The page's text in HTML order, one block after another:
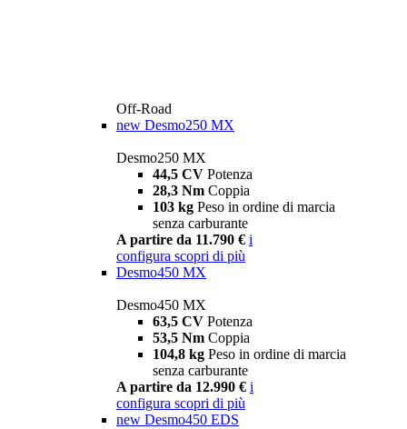
Off-Road
new Desmo250 MX
Desmo250 MX
44,5 CV Potenza
28,3 Nm Coppia
103 kg Peso in ordine di marcia
senza carburante
A partire da 11.790 € i
configura scopri di più
Desmo450 MX
Desmo450 MX
63,5 CV Potenza
53,5 Nm Coppia
104,8 kg Peso in ordine di marcia
senza carburante
A partire da 12.990 € i
configura scopri di più
new Desmo450 EDS